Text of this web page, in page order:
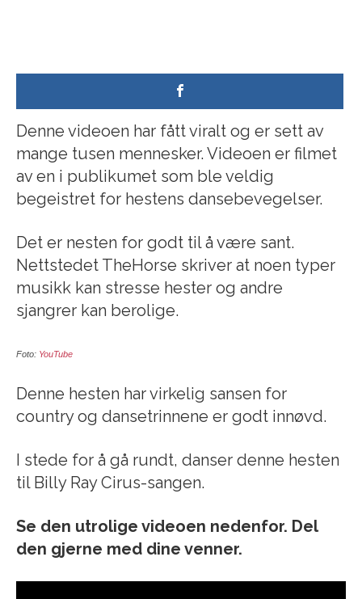
Denne videoen har fått viralt og er sett av
mange tusen mennesker. Videoen er filmet
av en i publikumet som ble veldig
begeistret for hestens dansebevegelser.
Det er nesten for godt til å være sant.
Nettstedet TheHorse skriver at noen typer
musikk kan stresse hester og andre
sjangrer kan berolige.
Foto: YouTube
Denne hesten har virkelig sansen for
country og dansetrinnene er godt innøvd.
I stede for å gå rundt, danser denne hesten
til Billy Ray Cirus-sangen.
Se den utrolige videoen nedenfor. Del
den gjerne med dine venner.